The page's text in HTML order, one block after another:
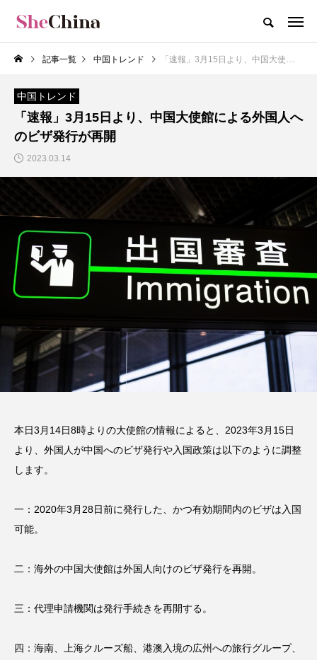
記事一覧 中国トレンド 「速報」3月15日より、中国大使館による外国人へのビザ発行が再開
中国トレンド
「速報」3月15日より、中国大使館による外国人へ
のビザ発行が再開
2023.03.14
本日3月14日8時よりの大使館の情報によると、2023年3月15日
より、外国人が中国へのビザ発行や入国政策は以下のように調整
します。
一：2020年3月28日前に発行した、かつ有効期間内のビザは入国
可能。
二：海外の中国大使館は外国人向けのビザ発行を再開。
三：代理申請機関は発行手続きを再開する。
四：海南、上海クルーズ船、港澳入境の広州への旅行グループ、